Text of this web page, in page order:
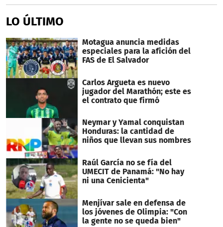
LO ÚLTIMO
Motagua anuncia medidas
especiales para la afición del
FAS de El Salvador
Carlos Argueta es nuevo
jugador del Marathón; este es
el contrato que firmó
Neymar y Yamal conquistan
Honduras: la cantidad de
niños que llevan sus nombres
Raúl García no se fía del
UMECIT de Panamá: "No hay
ni una Cenicienta"
Menjívar sale en defensa de
los jóvenes de Olimpia: "Con
la gente no se queda bien"